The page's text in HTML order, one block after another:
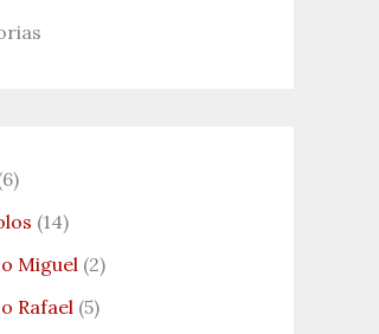
(14)
Miguel (2)
Rafael (5)